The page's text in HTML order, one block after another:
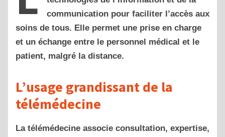
communication pour faciliter l’accès aux
soins de tous. Elle permet une prise en charge
et un échange entre le personnel médical et le
patient, malgré la distance.
L’usage grandissant de la
télémédecine
La télémédecine associe consultation, expertise,